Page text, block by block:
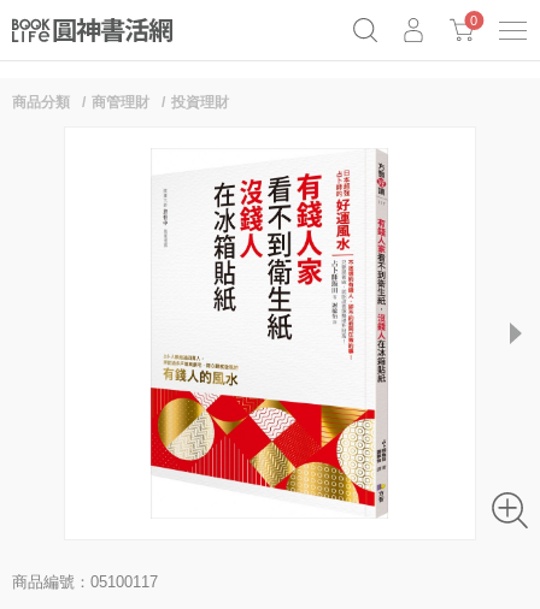
Netflix話題章魚小說！
0
商品分類 商管理財 投資理財
next
商品編號：05100117